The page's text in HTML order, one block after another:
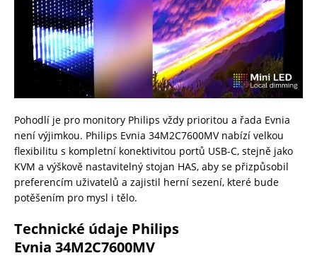
Pohodlí je pro monitory Philips vždy prioritou a řada Evnia
není výjimkou. Philips Evnia 34M2C7600MV nabízí velkou
flexibilitu s kompletní konektivitou portů USB-C, stejně jako
KVM a výškově nastavitelný stojan HAS, aby se přizpůsobil
preferencím uživatelů a zajistil herní sezení, které bude
potěšením pro mysl i tělo.
Technické údaje Philips
Evnia 34M2C7600MV